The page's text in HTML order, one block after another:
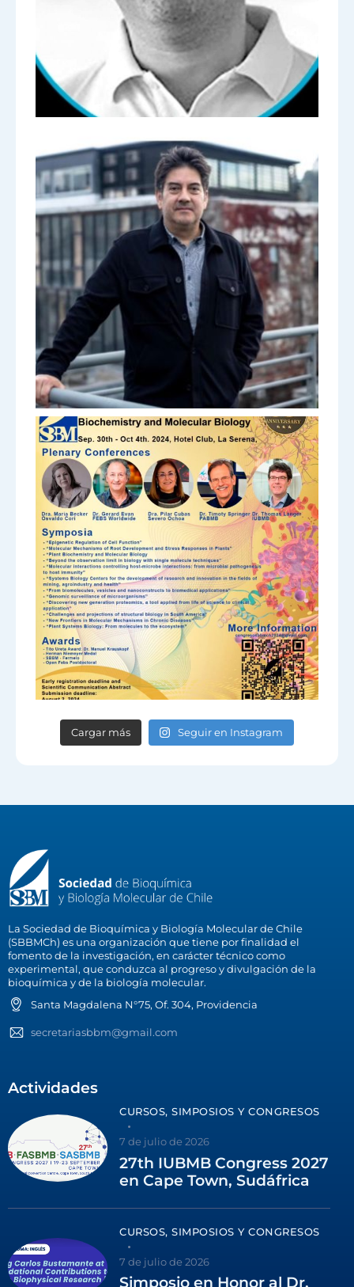
Cargar más Seguir en Instagram
La Sociedad de Bioquímica y Biología Molecular de Chile
(SBBMCh) es una organización que tiene por finalidad el
fomento de la investigación, en carácter técnico como
experimental, que conduzca al progreso y divulgación de la
bioquímica y de la biología molecular.
Santa Magdalena N°75, Of. 304, Providencia
secretariasbbm@gmail.com
Actividades
CURSOS, SIMPOSIOS Y CONGRESOS
7 de julio de 2026
27th IUBMB Congress 2027
en Cape Town, Sudáfrica
CURSOS, SIMPOSIOS Y CONGRESOS
7 de julio de 2026
Simposio en Honor al Dr.